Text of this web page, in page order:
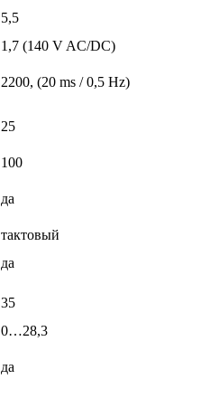
5,5
1,7 (140 V AC/DC)
2200, (20 ms / 0,5 Hz)
25
100
да
тактовый
да
35
0…28,3
да